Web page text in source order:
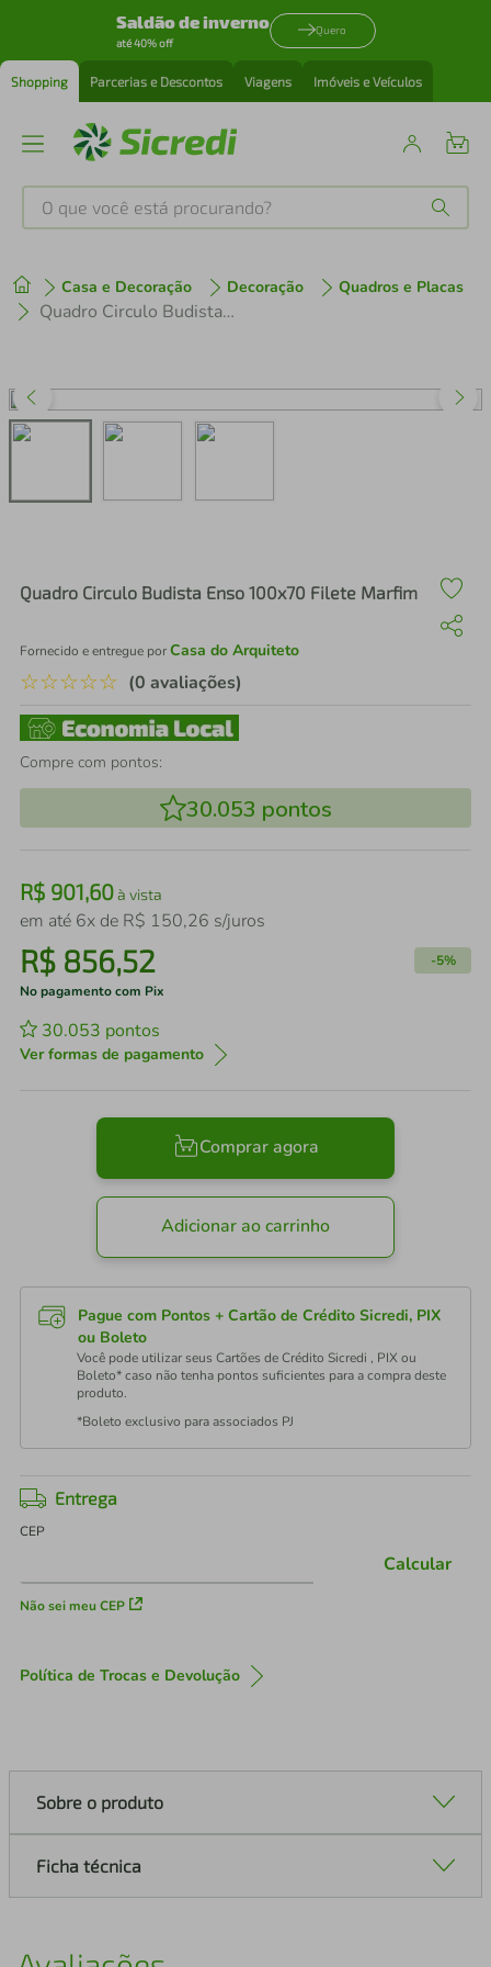
Saldão de inverno
até 40% off
Quero
Shopping Parcerias e Descontos Viagens Imóveis e Veículos
O que você está procurando?
Casa e Decoração Decoração Quadros e Placas
Quadro Circulo Budista Enso 100x70 Filete Marfim
Quadro Circulo Budista Enso 100x70 Filete Marfim
Fornecido e entregue porCasa do Arquiteto
☆☆☆☆☆ (0 avaliações)
Compre com pontos:
30.053 pontos
R$ 901,60à vista
em até 6x de R$ 150,26 s/juros
R$ 856,52 -5%
No pagamento com Pix
30.053 pontos
Ver formas de pagamento
Comprar agora
Adicionar ao carrinho
Pague com Pontos + Cartão de Crédito Sicredi, PIX
ou Boleto
Você pode utilizar seus Cartões de Crédito Sicredi , PIX ou
Boleto* caso não tenha pontos suficientes para a compra deste
produto.
*Boleto exclusivo para associados PJ
Entrega
CEP
Não sei meu CEP
Calcular
Política de Trocas e Devolução
Sobre o produto
Ficha técnica
1º tenis
perfume